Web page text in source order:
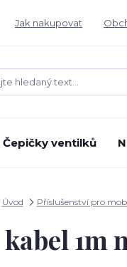
Jak nakupovat
Čepičky ventilků
Úvod Příslušenství pro
kabel